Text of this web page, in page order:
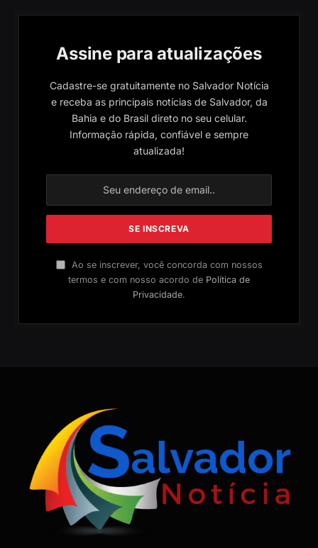
Assine para atualizações
Cadastre-se gratuitamente no Salvador Notícia
e receba as principais notícias de Salvador, da
Bahia e do Brasil direto no seu celular.
Informação rápida, confiável e sempre
atualizada!
Ao se inscrever, você concorda com nossos
termos e com nosso acordo de Política de
Privacidade.